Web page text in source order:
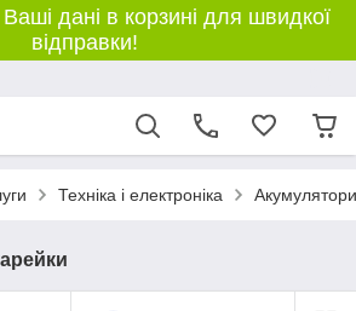
дані в корзині для швидкої
відправки!
Техніка і електроніка